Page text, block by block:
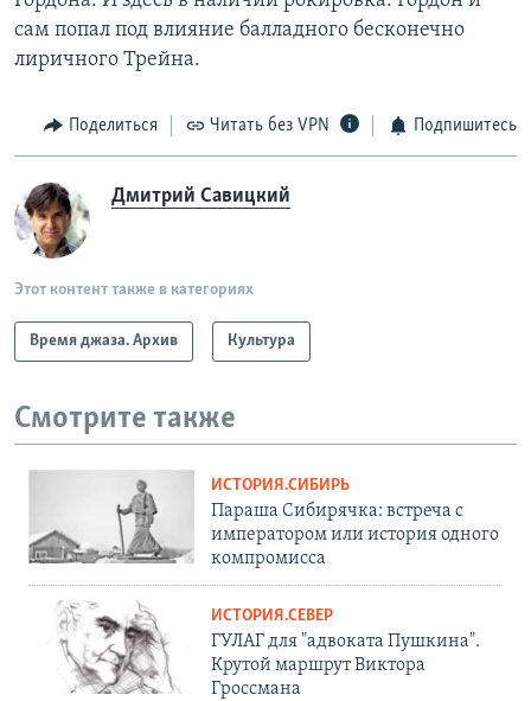
сам попал под влияние балладного бесконечно
лиричного Трейна.
Поделиться Читать без VPN Подпишитесь
Дмитрий Савицкий
Этот контент также в категориях
Время джаза. Архив Культура
Смотрите также
ИСТОРИЯ.СИБИРЬ
Параша Сибирячка: встреча с
императором или история одного
компромисса
ИСТОРИЯ.СЕВЕР
ГУЛАГ для "адвоката Пушкина".
Крутой маршрут Виктора
Гроссмана